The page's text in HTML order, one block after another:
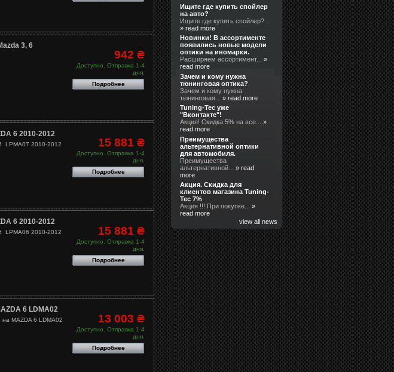
3, 6
942 ₴
Доступно. Отправка 1-4
дня.
Подробнее
6 2010-2012
LPMA07 2010-2012
15 881 ₴
Доступно. Отправка 1-4
дня.
Подробнее
6 2010-2012
LPMA06 2010-2012
15 881 ₴
Доступно. Отправка 1-4
дня.
Подробнее
6 LDMA02
MAZDA 6 LDMA02
13 003 ₴
Доступно. Отправка 1-4
дня.
Подробнее
Ищите где купить спойлер
на авто?
Ищите где купить спойлер?...
» read more
Новинки! В ассортименте
появились новые модели
оптики на иномарки.
Расширяем ассортимент...»
read more
Зачем и кому нужна
тюнинговая оптика?
Зачем и кому нужна
тюнинговая...» read more
Tuning-Tec уже
"Вконтакте"!
Акция! Скидка 5% на все...»
read more
Преимущества
альтернативной оптики
для автомобиля.
Преимущества
альтернативной...» read
more
Акция. Скидка для
клиентов магазина Tuning-
Tec 7%
Акция !!! При покупке...»
read more
view all news